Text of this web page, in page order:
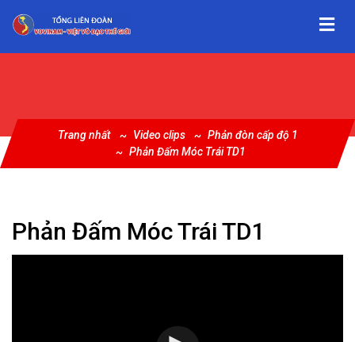
Trang nhất Video clips
Phản đòn cấp độ 1
Phản Đấm Móc Trái TD1
Phản Đấm Móc Trái TD1